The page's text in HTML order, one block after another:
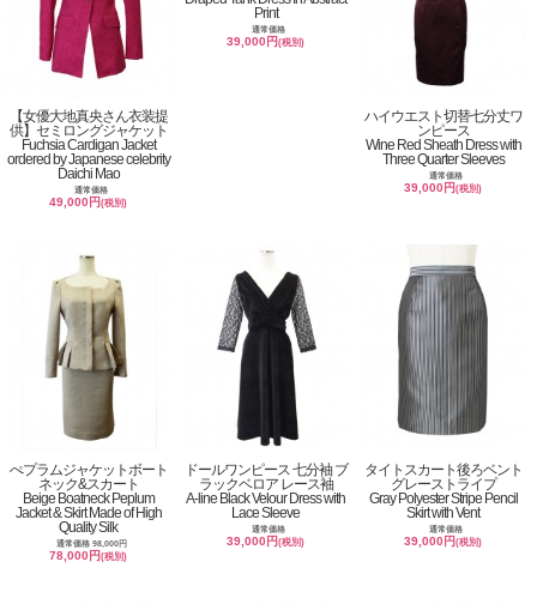
【女優大地真央さん衣装提
供】セミロングジャケット
Fuchsia Cardigan Jacket
ordered by Japanese celebrity
Daichi Mao
通常価格
49,000円(税別)
Print
通常価格
39,000円(税別)
ハイウエスト切替七分丈ワ
ンピース
Wine Red Sheath Dress with
Three Quarter Sleeves
通常価格
39,000円(税別)
ぺプラムジャケットボート
ネック&スカート
Beige Boatneck Peplum
Jacket & Skirt Made of High
Quality Silk
通常価格 98,000円
78,000円(税別)
ドールワンピース 七分袖 ブ
ラックベロア レース袖
A-line Black Velour Dress with
Lace Sleeve
通常価格
39,000円(税別)
タイトスカート後ろベント
グレーストライプ
Gray Polyester Stripe Pencil
Skirt with Vent
通常価格
39,000円(税別)